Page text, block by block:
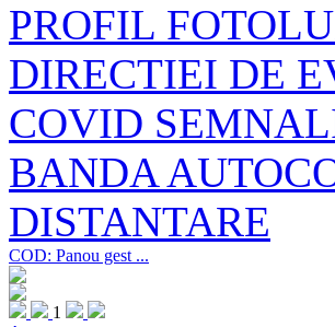
PROFIL
DIRECTIEI DE
COVID
BANDA
DISTANTARE
COD: Panou gest ...
1